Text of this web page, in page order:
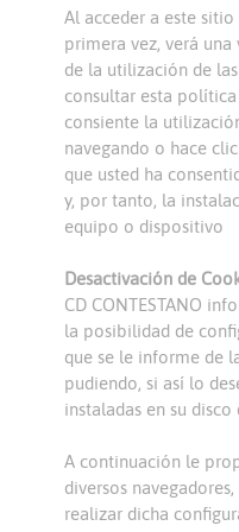
Al acceder a este
primera vez, verá
de la utilización de
consultar esta
consiente la
navegando o hace
que usted ha
y, por tanto, la
equipo o dispositivo
Desactivación de
CD CONTESTANO
la posibilidad de
que se le informe de
pudiendo, si así lo
instaladas en su disco
A continuación le
diversos
realizar dicha